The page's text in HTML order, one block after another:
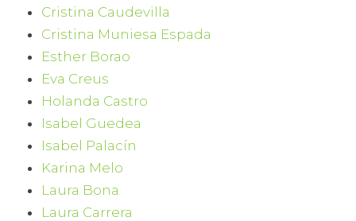
Cristina Caudevilla
Cristina Muniesa Espada
Esther Borao
Eva Creus
Holanda Castro
Isabel Guedea
Isabel Palacín
Karina Melo
Laura Bona
Laura Carrera